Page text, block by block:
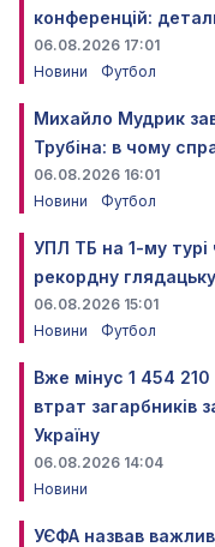
конференцій:
06.08.2026 17:01
Новини
Футбол
Михайло Мудрик
Трубіна: в чому
06.08.2026 16:01
Новини
Футбол
УПЛ ТБ на 1-му турі
рекордну
06.08.2026 15:01
Новини
Футбол
Вже мінус 1 454 210
втрат загарбників
Україну
06.08.2026 14:04
Новини
УЄФА назвав